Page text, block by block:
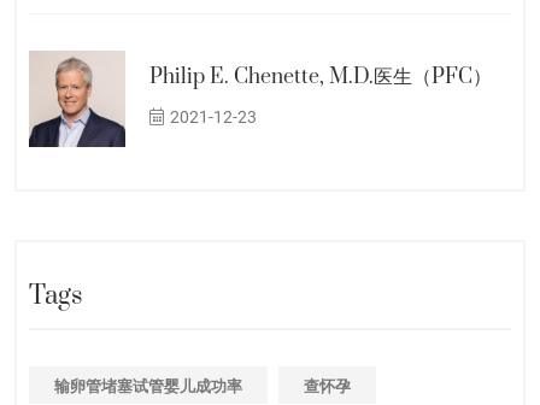
Philip E. Chenette, M.D.医生（PFC）
2021-12-23
Tags
输卵管堵塞试管婴儿成功率 查怀孕